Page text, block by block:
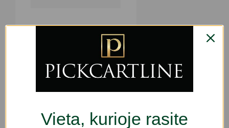
PRODUKTO KODAS: S64177643
Vieta, kurioje rasite